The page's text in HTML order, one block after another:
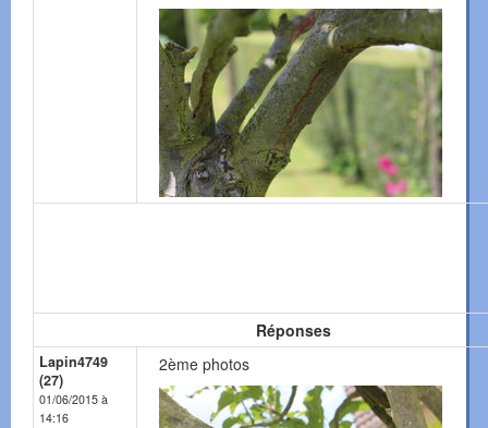
Réponses
Lapin4749
(27)
01/06/2015 à
14:16
2ème photos